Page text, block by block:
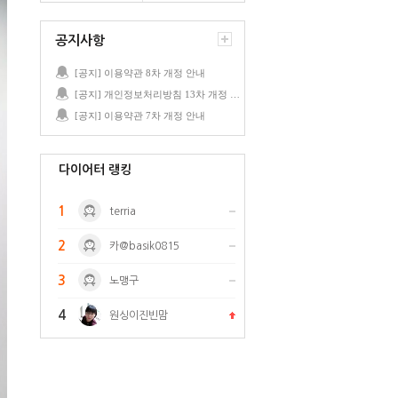
공지사항
[공지] 이용약관 8차 개정 안내
[공지] 이용약관 7차 개정 안내
다이어터 랭킹
1 terria
2 카@basik0815
3 노맹구
4 원싱이진빈맘